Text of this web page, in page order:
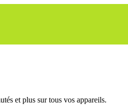
et plus sur tous vos appareils.